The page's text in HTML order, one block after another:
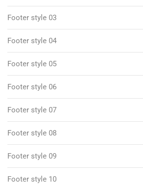
Footer style 03
Footer style 04
Footer style 05
Footer style 06
Footer style 07
Footer style 08
Footer style 09
Footer style 10